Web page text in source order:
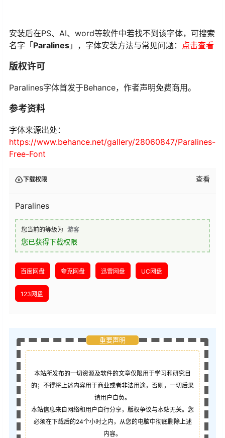
安装后在PS、AI、word等软件中若找不到该字体，可搜索
名字「Paralines 」，字体安装方法与常见问题： 点击查看
版权许可
Paralines字体首发于Behance，作者声明免费商用。
参考资料
字体来源出处：
https://www.behance.net/gallery/28060847/Paralines-
Free-Font
下载权限 查看
Paralines
您当前的等级为 游客
您已获得下载权限
百度网盘 夸克网盘 迅雷网盘 UC网盘
123网盘
重要声明
本站所发布的一切资源及软件的文章仅限用于学习和研究目
的；不得将上述内容用于商业或者非法用途，否则，一切后果
请用户自负。
本站信息来自网络和用户自行分享，版权争议与本站无关。您
必须在下载后的24个小时之内，从您的电脑中彻底删除上述
内容。